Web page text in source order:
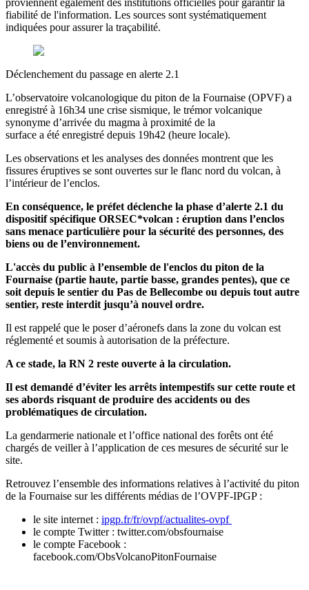
fiabilité de l'information. Les sources sont systématiquement
indiquées pour assurer la traçabilité.
Déclenchement du passage en alerte 2.1
L’observatoire volcanologique du piton de la Fournaise (OPVF) a
enregistré à 16h34 une crise sismique, le trémor volcanique
synonyme d’arrivée du magma à proximité de la
surface a été enregistré depuis 19h42 (heure locale).
Les observations et les analyses des données montrent que les
fissures éruptives se sont ouvertes sur le flanc nord du volcan, à
l’intérieur de l’enclos.
En conséquence, le préfet déclenche la phase d’alerte 2.1 du
dispositif spécifique ORSEC*volcan : éruption dans l’enclos
sans menace particulière pour la sécurité des personnes, des
biens ou de l’environnement.
L'accès du public à l’ensemble de l'enclos du piton de la
Fournaise (partie haute, partie basse, grandes pentes), que ce
soit depuis le sentier du Pas de Bellecombe ou depuis tout autre
sentier, reste interdit jusqu’à nouvel ordre.
Il est rappelé que le poser d’aéronefs dans la zone du volcan est
réglementé et soumis à autorisation de la préfecture.
A ce stade, la RN 2 reste ouverte à la circulation.
Il est demandé d’éviter les arrêts intempestifs sur cette route et
ses abords risquant de produire des accidents ou des
problématiques de circulation.
La gendarmerie nationale et l’office national des forêts ont été
chargés de veiller à l’application de ces mesures de sécurité sur le
site.
Retrouvez l’ensemble des informations relatives à l’activité du piton
de la Fournaise sur les différents médias de l’OVPF-IPGP :
le site internet : ipgp.fr/fr/ovpf/actualites-ovpf
le compte Twitter : twitter.com/obsfournaise
le compte Facebook :
facebook.com/ObsVolcanoPitonFournaise